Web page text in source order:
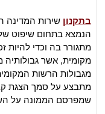
בתקנון שירות המדינה
הנמצא בתחום שיפוט
מתגורר בה וכדי להיות
מקומית, אשר
מגבולות הרשות
מתבצע על סמך הצגת
שמפרסם הממונה על